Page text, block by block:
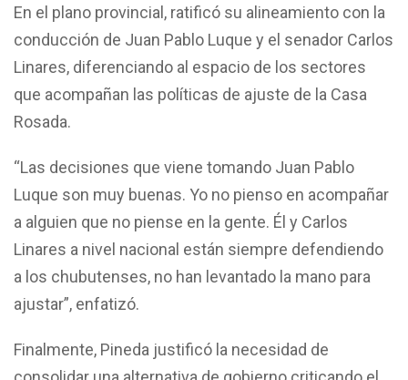
En el plano provincial, ratificó su alineamiento con la
conducción de Juan Pablo Luque y el senador Carlos
Linares, diferenciando al espacio de los sectores
que acompañan las políticas de ajuste de la Casa
Rosada.
“Las decisiones que viene tomando Juan Pablo
Luque son muy buenas. Yo no pienso en acompañar
a alguien que no piense en la gente. Él y Carlos
Linares a nivel nacional están siempre defendiendo
a los chubutenses, no han levantado la mano para
ajustar”, enfatizó.
Finalmente, Pineda justificó la necesidad de